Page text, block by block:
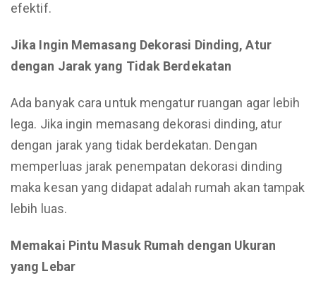
efektif.
Jika Ingin Memasang Dekorasi Dinding, Atur
dengan Jarak yang Tidak Berdekatan
Ada banyak cara untuk mengatur ruangan agar lebih
lega. Jika ingin memasang dekorasi dinding, atur
dengan jarak yang tidak berdekatan. Dengan
memperluas jarak penempatan dekorasi dinding
maka kesan yang didapat adalah rumah akan tampak
lebih luas.
Memakai Pintu Masuk Rumah dengan Ukuran
yang Lebar